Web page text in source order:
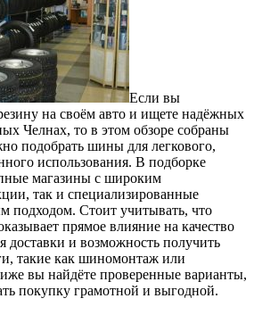
Если вы
на своём авто и ищете надёжных
Челнах, то в этом обзоре собраны
подобрать шины для легкового,
использования. В подборке
магазины с широким
так и специализированные
подходом. Стоит учитывать, что
прямое влияние на качество
доставки и возможность получить
такие как шиномонтаж или
вы найдёте проверенные варианты,
покупку грамотной и выгодной.